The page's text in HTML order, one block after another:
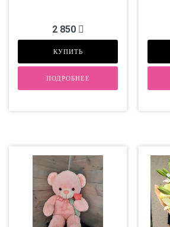
2 850
КУПИТЬ
ПОДРОБНЕЕ